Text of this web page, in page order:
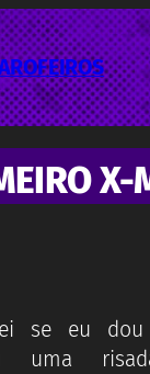
X-
se eu dou
uma